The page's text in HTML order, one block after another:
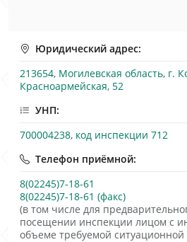
Юридический адрес:
213654, Могилевская область, г.
Красноармейская, 52
УНП:
700004238, код инспекции 712
Телефон приёмной:
8(02245)7-18-61
8(02245)7-18-61 (факс)
(в том числе для
посещении инспекции лицом с
объеме требуемой